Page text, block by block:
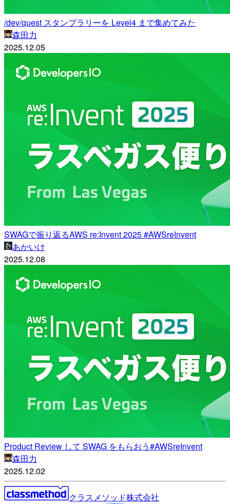
/dev/quest スタンプラリーを Level4 まで集めてみた
森田力
2025.12.05
SWAGで振り返るAWS re:Invent 2025 #AWSreInvent
あかいけ
2025.12.08
Product Review して SWAG をもらおう#AWSreInvent
森田力
2025.12.02
クラスメソッド株式会社